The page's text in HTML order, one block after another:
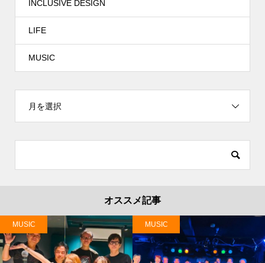
INCLUSIVE DESIGN
LIFE
MUSIC
月を選択
オススメ記事
MUSIC MUSIC